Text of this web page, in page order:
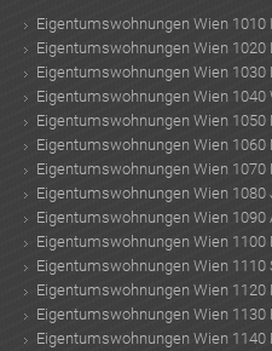
Eigentumswohnungen Wien 1010
Eigentumswohnungen Wien 1020
Eigentumswohnungen Wien 1030
Eigentumswohnungen Wien 1040
Eigentumswohnungen Wien 1050
Eigentumswohnungen Wien 1060
Eigentumswohnungen Wien 1070
Eigentumswohnungen Wien
Eigentumswohnungen Wien 1090
Eigentumswohnungen Wien 1100
Eigentumswohnungen Wien
Eigentumswohnungen Wien 1120
Eigentumswohnungen Wien 1130
Eigentumswohnungen Wien 1140